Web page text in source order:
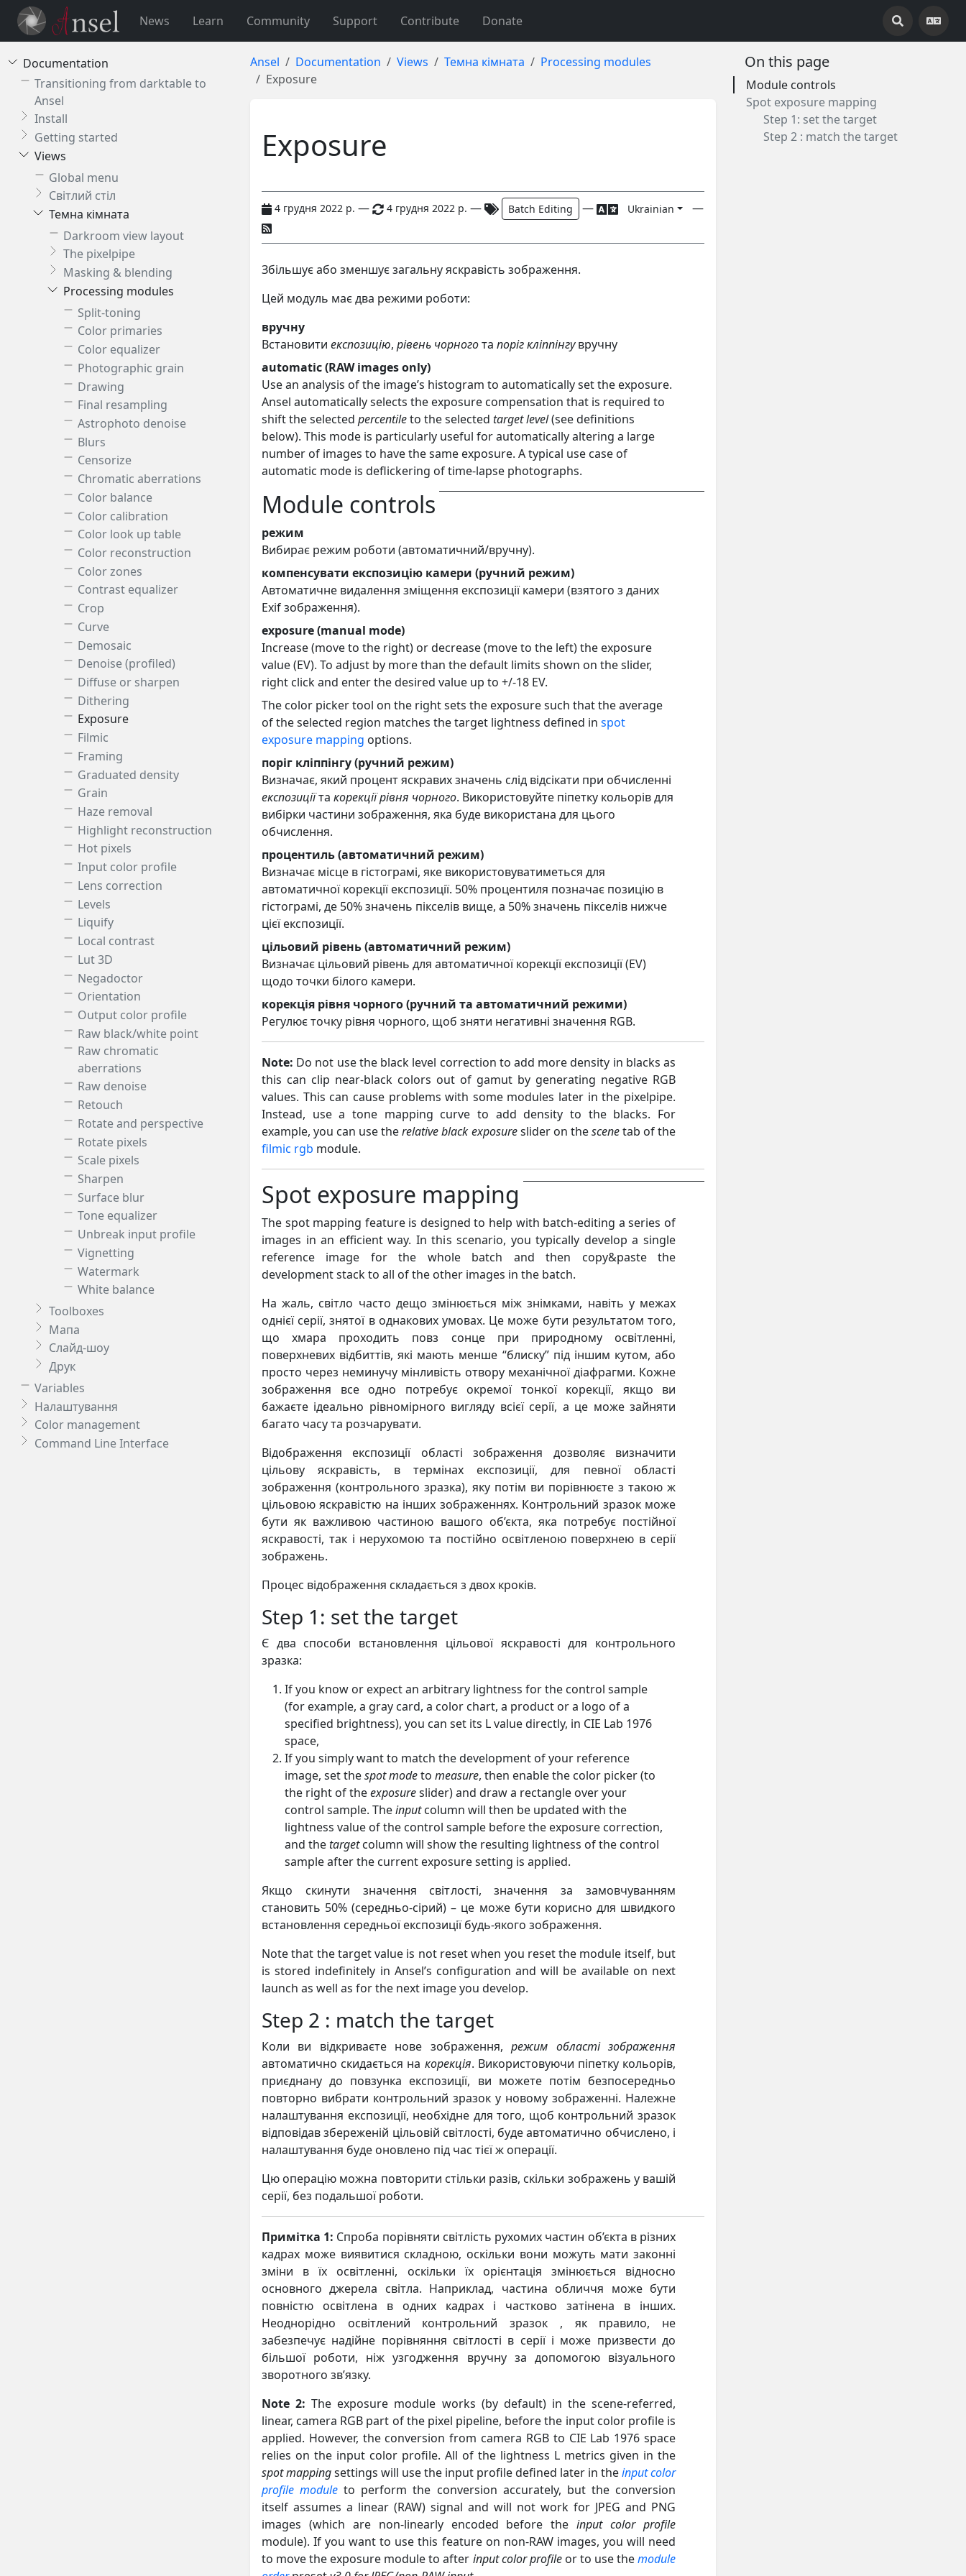
News Learn Community Support Contribute Donate
Documentation
Transitioning from darktable to
Ansel
Install
Getting started
Views
Global menu
Світлий стіл
Темна кімната
Darkroom view layout
The pixelpipe
Masking & blending
Processing modules
Split-toning
Color primaries
Color equalizer
Photographic grain
Drawing
Final resampling
Astrophoto denoise
Blurs
Censorize
Chromatic aberrations
Color balance
Color calibration
Color look up table
Color reconstruction
Color zones
Contrast equalizer
Crop
Curve
Demosaic
Denoise (profiled)
Diffuse or sharpen
Dithering
Exposure
Filmic
Framing
Graduated density
Grain
Haze removal
Highlight reconstruction
Hot pixels
Input color profile
Lens correction
Levels
Liquify
Local contrast
Lut 3D
Negadoctor
Orientation
Output color profile
Raw black/white point
Raw chromatic
aberrations
Raw denoise
Retouch
Rotate and perspective
Rotate pixels
Scale pixels
Sharpen
Surface blur
Tone equalizer
Unbreak input profile
Vignetting
Watermark
White balance
Toolboxes
Мапа
Слайд-шоу
Друк
Variables
Налаштування
Color management
Command Line Interface
Ansel Documentation Views Темна кімната
Processing modules
Exposure
Exposure
4 грудня 2022 р. — 4 грудня 2022 р. — Batch Editing — Ukrainian —
Збільшує або зменшує загальну яскравість зображення.
Цей модуль має два режими роботи:
вручну
Встановити експозицію, рівень чорногота поріг кліппінгувручну
automatic (RAW images only)
Use an analysis of the image’s histogram to automatically set the exposure.
Ansel automatically selects the exposure compensation that is required to
shift the selected percentileto the selected target level(see definitions
below). This mode is particularly useful for automatically altering a large
number of images to have the same exposure. A typical use case of
automatic mode is deflickering of time-lapse photographs.
Module controls
режим
Вибирає режим роботи (автоматичний/вручну).
компенсувати експозицію камери (ручний режим)
Автоматичне видалення зміщення експозиції камери (взятого з даних
Exif зображення).
exposure (manual mode)
Increase (move to the right) or decrease (move to the left) the exposure
value (EV). To adjust by more than the default limits shown on the slider,
right click and enter the desired value up to +/-18 EV.
The color picker tool on the right sets the exposure such that the average
of the selected region matches the target lightness defined in spot
exposure mapping options.
поріг кліппінгу (ручний режим)
Визначає, який процент яскравих значень слід відсікати при обчисленні
експозиціїта корекції рівня чорного. Використовуйте піпетку кольорів для
вибірки частини зображення, яка буде використана для цього
обчислення.
процентиль (автоматичний режим)
Визначає місце в гістограмі, яке використовуватиметься для
автоматичної корекції експозиції. 50% процентиля позначає позицію в
гістограмі, де 50% значень пікселів вище, а 50% значень пікселів нижче
цієї експозиції.
цільовий рівень (автоматичний режим)
Визначає цільовий рівень для автоматичної корекції експозиції (EV)
щодо точки білого камери.
корекція рівня чорного (ручний та автоматичний режими)
Регулює точку рівня чорного, щоб зняти негативні значення RGB.
Note: Do not use the black level correction to add more density in blacks as
this can clip near-black colors out of gamut by generating negative RGB
values. This can cause problems with some modules later in the pixelpipe.
Instead, use a tone mapping curve to add density to the blacks. For
example, you can use therelative black exposureslider on thescenetab of the
filmic rgb module.
Spot exposure mapping
The spot mapping feature is designed to help with batch-editing a series of
images in an efficient way. In this scenario, you typically develop a single
reference image for the whole batch and then copy&paste the
development stack to all of the other images in the batch.
На жаль, світло часто дещо змінюється між знімками, навіть у межах
однієї серії, знятої в однакових умовах. Це може бути результатом того,
що хмара проходить повз сонце при природному освітленні,
поверхневих відбиттів, які мають менше “блиску” під іншим кутом, або
просто через неминучу мінливість отвору механічної діафрагми. Кожне
зображення все одно потребує окремої тонкої корекції, якщо ви
бажаєте ідеально рівномірного вигляду всієї серії, а це може зайняти
багато часу та розчарувати.
Відображення експозиції області зображення дозволяє визначити
цільову яскравість, в термінах експозиції, для певної області
зображення (контрольного зразка), яку потім ви порівнюєте з такою ж
цільовою яскравістю на інших зображеннях. Контрольний зразок може
бути як важливою частиною вашого об’єкта, яка потребує постійної
яскравості, так і нерухомою та постійно освітленою поверхнею в серії
зображень.
Процес відображення складається з двох кроків.
Step 1: set the target
Є два способи встановлення цільової яскравості для контрольного
зразка:
If you know or expect an arbitrary lightness for the control sample
(for example, a gray card, a color chart, a product or a logo of a
specified brightness), you can set its L value directly, in CIE Lab 1976
space,
If you simply want to match the development of your reference
image, set thespot modeto measure, then enable the color picker (to
the right of theexposureslider) and draw a rectangle over your
control sample. Theinputcolumn will then be updated with the
lightness value of the control sample before the exposure correction,
and thetargetcolumn will show the resulting lightness of the control
sample after the current exposure setting is applied.
Якщо скинути значення світлості, значення за замовчуванням
становить 50% (середньо-сірий) – це може бути корисно для швидкого
встановлення середньої експозиції будь-якого зображення.
Note that the target value is not reset when you reset the module itself, but
is stored indefinitely in Ansel’s configuration and will be available on next
launch as well as for the next image you develop.
Step 2 : match the target
Коли ви відкриваєте нове зображення,режим області зображення
автоматично скидається на корекція. Використовуючи піпетку кольорів,
приєднану до повзунка експозиції, ви можете потім безпосередньо
повторно вибрати контрольний зразок у новому зображенні. Належне
налаштування експозиції, необхідне для того, щоб контрольний зразок
відповідав збереженій цільовій світлості, буде автоматично обчислено, і
налаштування буде оновлено під час тієї ж операції.
Цю операцію можна повторити стільки разів, скільки зображень у вашій
серії, без подальшої роботи.
Примітка 1: Спроба порівняти світлість рухомих частин об’єкта в різних
кадрах може виявитися складною, оскільки вони можуть мати законні
зміни в їх освітленні, оскільки їх орієнтація змінюється відносно
основного джерела світла. Наприклад, частина обличчя може бути
повністю освітлена в одних кадрах і частково затінена в інших.
Неоднорідно освітлений контрольний зразок , як правило, не
забезпечує надійне порівняння світлості в серії і може призвести до
більшої роботи, ніж узгодження вручну за допомогою візуального
зворотного зв’язку.
Note 2: The exposure module works (by default) in the scene-referred,
linear, camera RGB part of the pixel pipeline, before the input color profile is
applied. However, the conversion from camera RGB to CIE Lab 1976 space
relies on the input color profile. All of the lightness L metrics given in the
spot mappingsettings will use the input profile defined later in theinput color
profile module to perform the conversion accurately, but the conversion
itself assumes a linear (RAW) signal and will not work for JPEG and PNG
images (which are non-linearly encoded before theinput color profile
module). If you want to use this feature on non-RAW images, you will need
to move the exposure module to after input color profileor to use themodule
On this page
Module controls
Spot exposure mapping
Step 1: set the target
Step 2 : match the target